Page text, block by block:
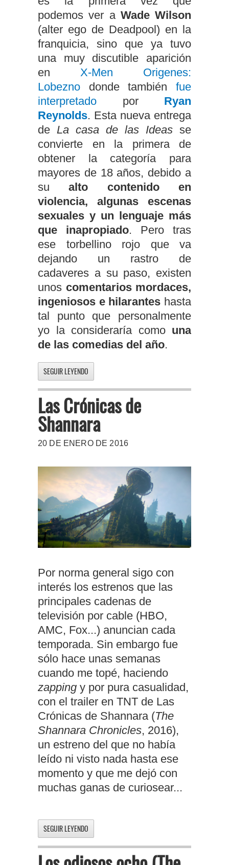
podemos ver a Wade Wilson
(alter ego de Deadpool) en la
franquicia, sino que ya tuvo
una muy discutible aparición
en X-Men Origenes:
Lobezno donde también fue
interpretado por Ryan
Reynolds. Esta nueva entrega
de La casa de las Ideas se
convierte en la primera de
obtener la categoría para
mayores de 18 años, debido a
sualto contenido en
violencia, algunas escenas
sexuales y un lenguaje más
que inapropiado. Pero tras
ese torbellino rojo que va
dejando un rastro de
cadaveres a su paso, existen
unos comentarios mordaces,
ingeniosos e hilarantes hasta
tal punto que personalmente
yo la consideraría como una
de las comedias del año.
SEGUIR LEYENDO
Las Crónicas de
Shannara
20 DE ENERO DE 2016
Por norma general sigo con
interés los estrenos que las
principales cadenas de
televisión por cable (HBO,
AMC, Fox...) anuncian cada
temporada. Sin embargo fue
sólo hace unas semanas
cuando me topé, haciendo
zapping y por pura casualidad,
con el trailer en TNT de Las
Crónicas de Shannara (The
Shannara Chronicles, 2016),
un estreno del que no había
leído ni visto nada hasta ese
momento y que me dejó con
muchas ganas de curiosear...
SEGUIR LEYENDO